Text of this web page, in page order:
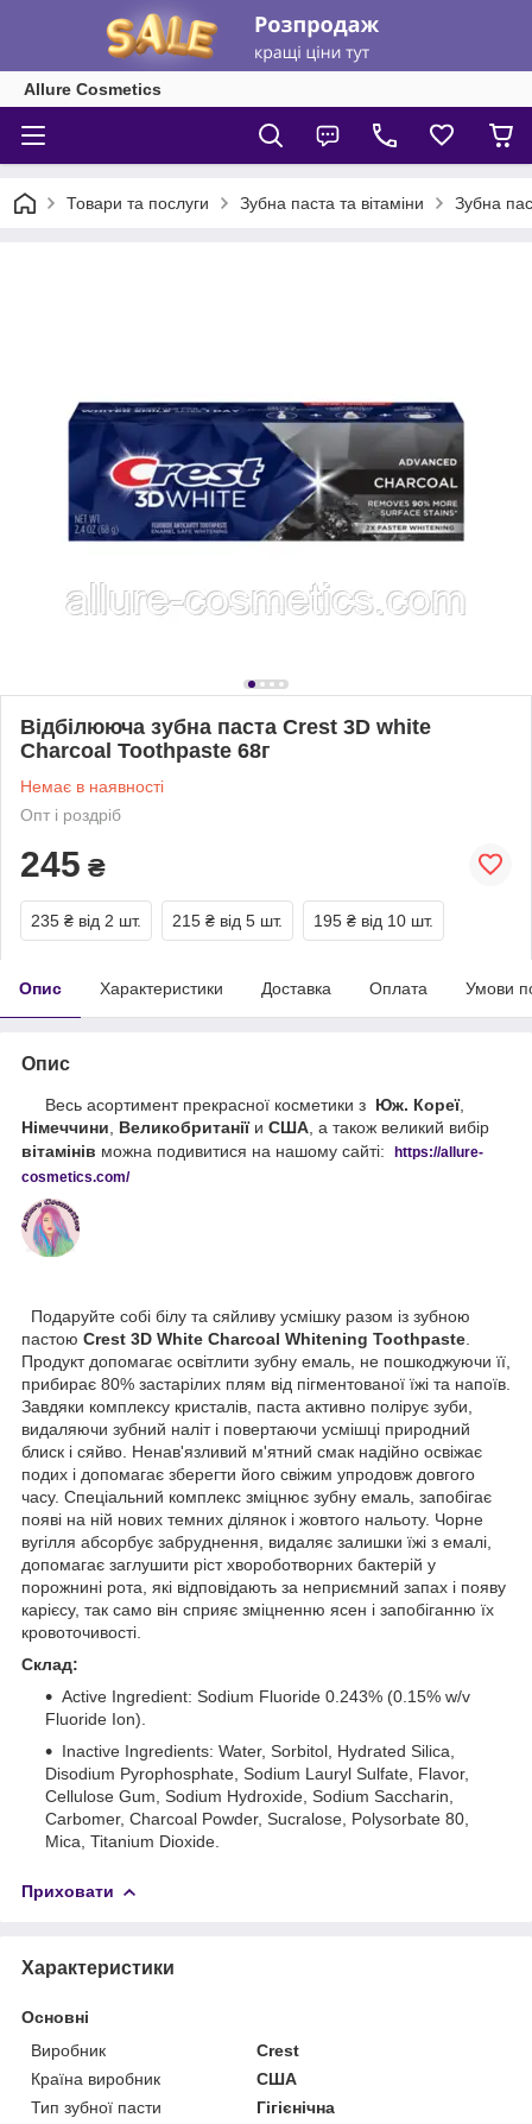
Allure Cosmetics
Товари та послуги Зубна паста та вітаміни Зубна
Відбілююча зубна паста Crest 3D white
Charcoal Toothpaste 68г
Немає в наявності
Опт і роздріб
245 ₴
235 ₴ від 2 шт. 215 ₴ від 5 шт. 195 ₴ від 10 шт.
Опис Характеристики Доставка Оплата Умови
Опис
Весь асортимент прекрасної косметики з Юж. Кореї,
Німеччини
Великобританіїи США , а також великий вибір
вітамінів можна подивитися на нашому сайті: https://allure-
cosmetics.com/
Подаруйте собі білу та сяйливу усмішку разом із зубною
пастою Crest 3D White Charcoal Whitening Toothpaste
Продукт допомагає освітлити зубну емаль, не пошкоджуючи її,
прибирає 80% застарілих плям від пігментованої їжі та напоїв.
Завдяки комплексу кристалів, паста активно полірує зуби,
видаляючи зубний наліт і повертаючи усмішці природний
блиск і сяйво. Ненав'язливий м'ятний смак надійно освіжає
подих і допомагає зберегти його свіжим упродовж довгого
часу. Спеціальний комплекс зміцнює зубну емаль, запобігає
появі на ній нових темних ділянок і жовтого нальоту. Чорне
вугілля абсорбує забруднення, видаляє залишки їжі з емалі,
допомагає заглушити ріст хвороботворних бактерій у
порожнині рота, які відповідають за неприємний запах і появу
карієсу, так само він сприяє зміцненню ясен і запобіганню їх
кровоточивості.
Склад:
Active Ingredient: Sodium Fluoride 0.243% (0.15% w/v
Fluoride Ion).
Inactive Ingredients: Water, Sorbitol, Hydrated Silica,
Disodium Pyrophosphate, Sodium Lauryl Sulfate, Flavor,
Cellulose Gum, Sodium Hydroxide, Sodium Saccharin,
Carbomer, Charcoal Powder, Sucralose, Polysorbate 80,
Mica, Titanium Dioxide.
Приховати
Характеристики
Основні
Виробник
Crest
Країна виробник
США
Тип зубної пасти
Гігієнічна